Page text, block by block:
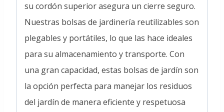
su cordón superior asegura un cierre seguro.
Nuestras bolsas de jardinería reutilizables son
plegables y portátiles, lo que las hace ideales
para su almacenamiento y transporte. Con
una gran capacidad, estas bolsas de jardín son
la opción perfecta para manejar los residuos
del jardín de manera eficiente y respetuosa